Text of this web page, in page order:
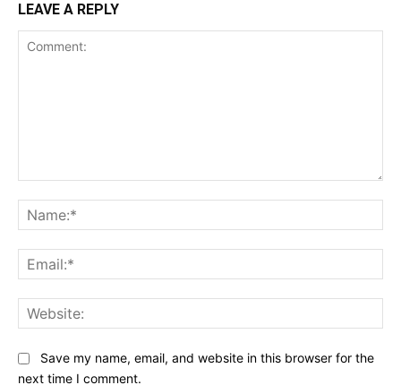
LEAVE A REPLY
Save my name, email, and website in this browser for the
next time I comment.